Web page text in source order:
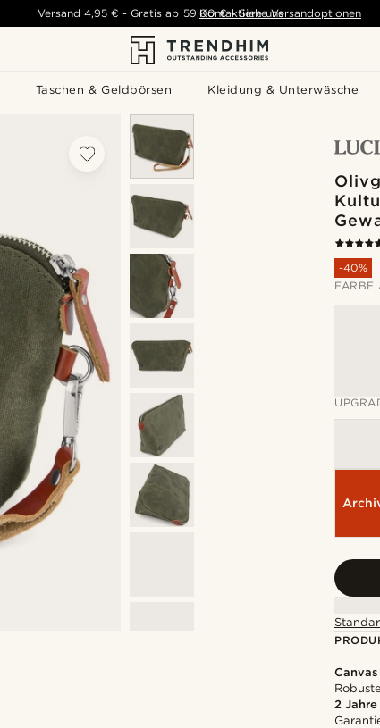
Taschen & Geldbörsen Kleidung & Unterwäsche
Versand 4,95 € -Gratis ab 59,00 € - Siehe Versandoptionen
Kontaktiere uns
-40%
FARBE
Canvas
2